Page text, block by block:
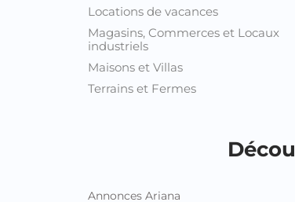
Locations de vacances
Magasins, Commerces et Locaux
industriels
Maisons et Villas
Terrains et Fermes
Annonces Ariana